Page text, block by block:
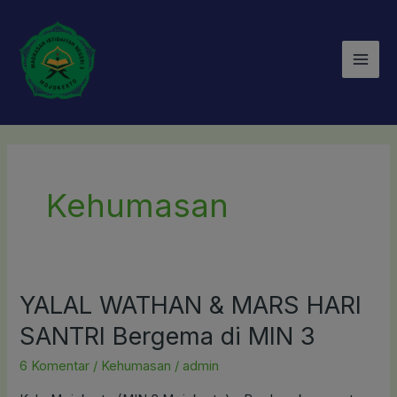
konten
Kehumasan
YALAL WATHAN & MARS HARI
SANTRI Bergema di MIN 3
6 Komentar / Kehumasan / admin
YALAL
WATHAN
&
MARS